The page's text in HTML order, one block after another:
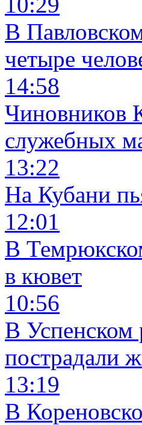
В
четыре
14:58
Чиновников
служебных
13:22
На Кубани
12:01
В
в кювет
10:56
В Успенском
пострадали
13:19
В